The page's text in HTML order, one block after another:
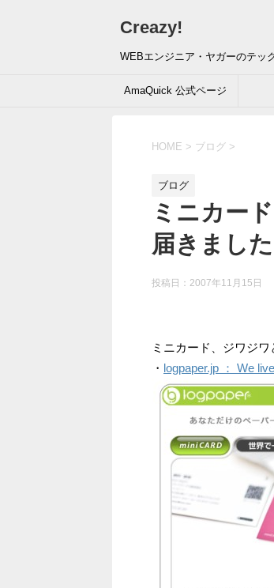
Creazy!
WEBエンジニア・ヤガーのテッ
AmaQuick 公式ページ
HOME > ブログ >
ブログ
ミニカー
届きました
投稿日： 2007年11月15日
ミニカード、ジワジ
・ logpaper.jp ： We